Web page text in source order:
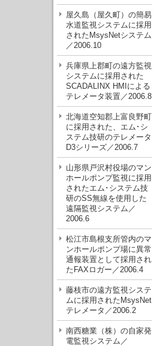
屋久島（屋久町）の簡易
水道監視システムに採用
されたMsysNetシステム
／2006.10
兵庫県上郡町の遠方監視
システムに採用された
SCADALINX HMIによる
テレメータ装置／2006.8
北海道空知郡上富良野町
に採用された、エム･シ
ステム技研のテレメータ
D3シリーズ／2006.7
山形県戸沢村役場のマン
ホールポンプ監視に採用
されたエム･システム技
研のSS無線を使用した
遠隔監視システム／
2006.6
松江市島根支所管内のマ
ンホールポンプ場に異常
通報装置として採用され
たFAXロガー／2006.4
藤枝市の遠方監視システ
ムに採用されたMsysNet
テレメータ／2006.2
南西糖業（株）の自家発
電監視システム／